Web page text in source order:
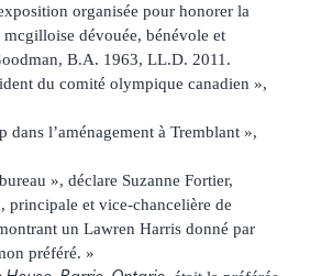
organisée pour honorer la
dévouée, bénévole et
B.A. 1963, LL.D. 2011.
du comité olympique canadien »,
dans l’aménagement à Tremblant »,
», déclare Suzanne Fortier,
principale et vice-chancelière de
un Lawren Harris donné par
préféré. »